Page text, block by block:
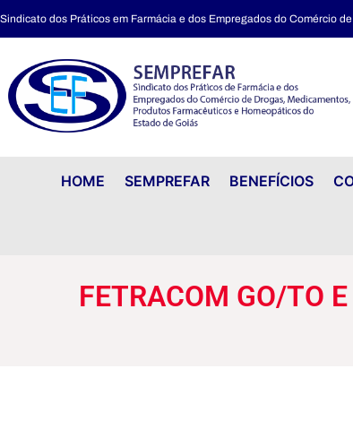
Sindicato dos Práticos em Farmácia e dos Empregados do Comércio
HOME SEMPREFAR BENEFÍCIOS
FETRACOM GO/TO